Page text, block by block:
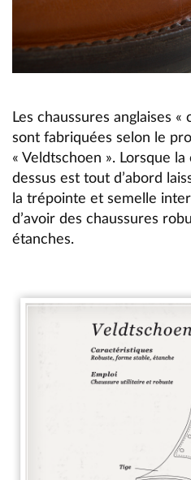
Les chaussures anglaises
sont fabriquées selon le
« Veldtschoen ». Lorsque
dessus est tout d’abord
la trépointe et semelle
d’avoir des chaussures
étanches.